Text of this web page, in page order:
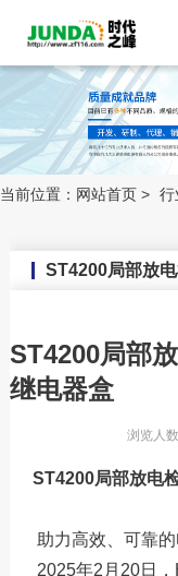
服
当前位置： 网站首页 > 行
ST4200局部放
ST4200局部
继电器盒
浏览人
ST4200局部放电
助力高效、可靠
2025年2月20日